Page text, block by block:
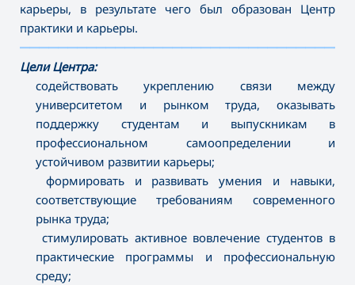
карьеры, в результате чего был образован Центр
практики и карьеры.
Цели Центра:
содействовать укреплению связи между
университетом и рынком труда, оказывать
поддержку студентам и выпускникам в
профессиональном самоопределении и
устойчивом развитии карьеры;
формировать и развивать умения и навыки,
соответствующие требованиям современного
рынка труда;
стимулировать активное вовлечение студентов в
практические программы и профессиональную
среду;